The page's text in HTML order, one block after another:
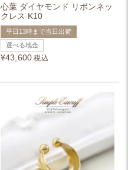
心葉 ダイヤモンド リボンネッ
クレス K10
平日13時まで当日出荷
選べる地金
¥43,600 税込